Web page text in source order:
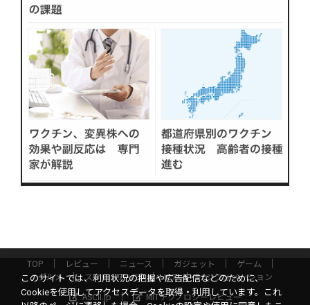
TOP レビュー ニュース ガジェット
ゲーム
グルメ
スタートアップ ICT
インフォメーション
ASCII.jp
MITテクノロジーレビュー
このサイトでは、利用状況の把握や広告配信などのために、
Cookieを使用してアクセスデータを取得・利用しています。これ